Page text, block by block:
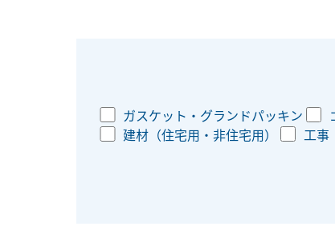
ガスケット・グランドパッキン
建材（住宅用・非住宅用）
工事